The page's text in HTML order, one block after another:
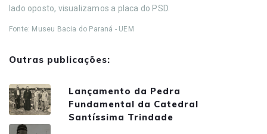
lado oposto, visualizamos a placa do PSD.
Fonte: Museu Bacia do Paraná - UEM
Outras publicações:
Lançamento da Pedra
Fundamental da Catedral
Santíssima Trindade